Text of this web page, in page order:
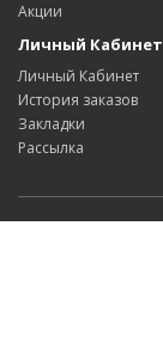
Акции
Личный Кабинет
Личный Кабинет
История заказов
Закладки
Рассылка